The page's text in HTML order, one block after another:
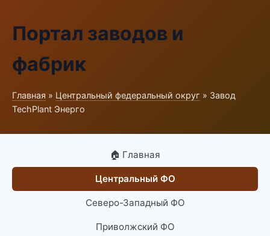
Портал заводов и
фабрик
Главная » Центральный федеральный округ » Завод
TechPlant Энерго
🏠 Главная
Центральный ФО
Северо-Западный ФО
Приволжский ФО